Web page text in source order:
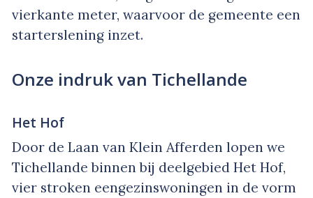
vierkante meter, waarvoor de gemeente een
starterslening inzet.
Onze indruk van Tichellande
Het Hof
Door de Laan van Klein Afferden lopen we
Tichellande binnen bij deelgebied Het Hof,
vier stroken eengezinswoningen in de vorm